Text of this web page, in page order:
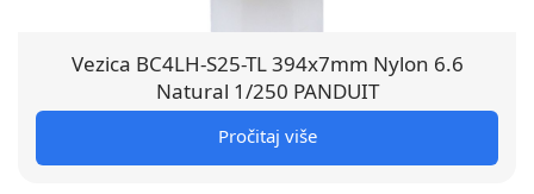
Vezica BC4LH-S25-TL 394x7mm Nylon 6.6
Natural 1/250 PANDUIT
Pročitaj više